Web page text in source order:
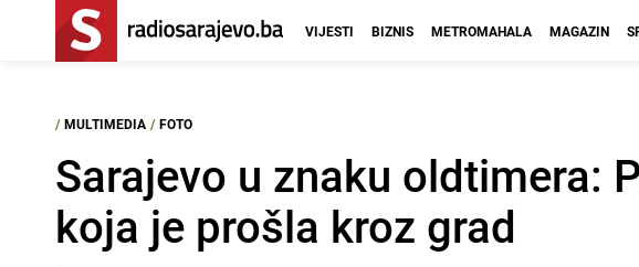
VIJESTI BIZNIS METROMAHALA MAGAZIN
/ MULTIMEDIA / FOTO
Sarajevo u znaku oldtimera:
koja je prošla kroz grad